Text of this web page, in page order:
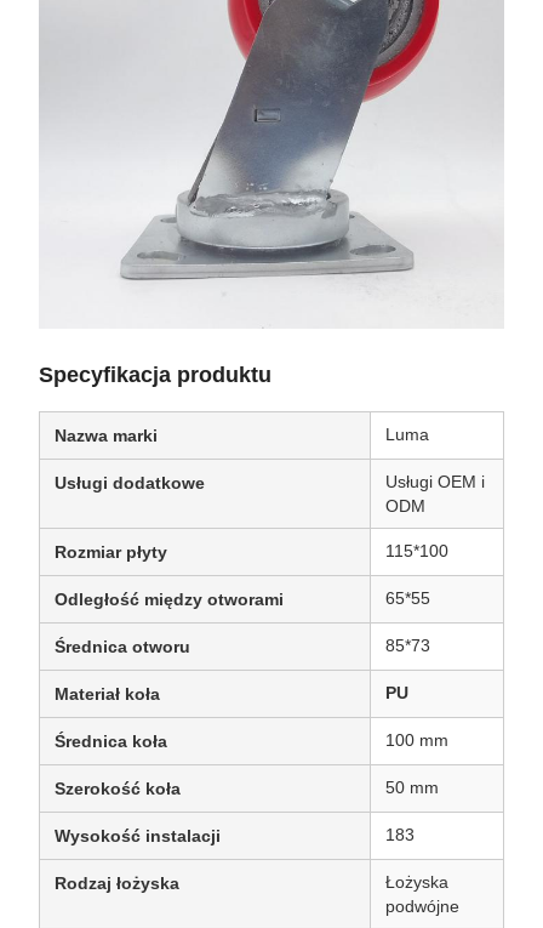
Specyfikacja produktu
Nazwa marki Luma
Usługi dodatkowe
Usługi OEM i
ODM
Rozmiar płyty 115*100
Odległość między otworami 65*55
Średnica otworu 85*73
Materiał koła PU
Średnica koła 100 mm
Szerokość koła 50 mm
Wysokość instalacji 183
Rodzaj łożyska
Łożyska
podwójne